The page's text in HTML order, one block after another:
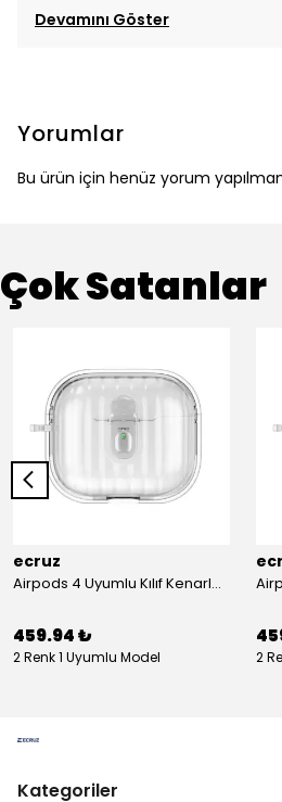
Devamını Göster
Yorumlar
Bu ürün için henüz yorum
Çok Satanlar
ecruz
Airpods 4 Uyumlu Kılıf Kenarları Renkli Şeffaf Dilimli Silikon Ecruz Airbag 40 Uyumlu Kılıf
459.94 ₺
2 Renk 1 Uyumlu Model 2
Kategoriler